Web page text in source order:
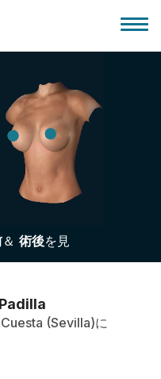
＆ 術後を見
(Sevilla)に